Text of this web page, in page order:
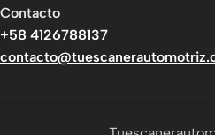
Contacto
+58 4126788137